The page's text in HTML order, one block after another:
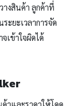
งสินค้า ลูกค้าที่
ะยะเวลาการจัด
เข้าใจผิดได้